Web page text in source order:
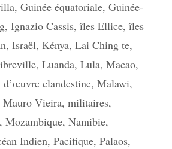
, Guinée équatoriale, Guinée-
, Ignazio Cassis, îles Ellice, îles
, Israël, Kénya, Lai Ching te,
, Luanda, Lula, Macao,
d’œuvre clandestine, Malawi,
Mauro Vieira, militaires,
, Mozambique, Namibie,
Indien, Pacifique, Palaos,